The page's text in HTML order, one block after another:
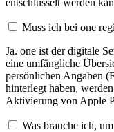
Muss ich bei one
Ja. one ist der digitale
eine umfängliche
persönlichen Angaben
hinterlegt haben,
Aktivierung von Apple
Was brauche ich,